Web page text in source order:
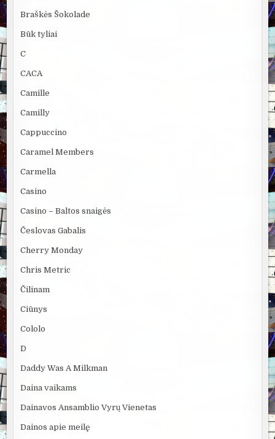
Braškės Šokolade
Būk tyliai
C
CACA
Camille
Camilly
Cappuccino
Caramel Members
Carmella
Casino
Casino – Baltos snaigės
Česlovas Gabalis
Cherry Monday
Chris Metric
Čilinam
Ciūnys
Cololo
D
Daddy Was A Milkman
Daina vaikams
Dainavos Ansamblio Vyrų Vienetas
Dainos apie meilę